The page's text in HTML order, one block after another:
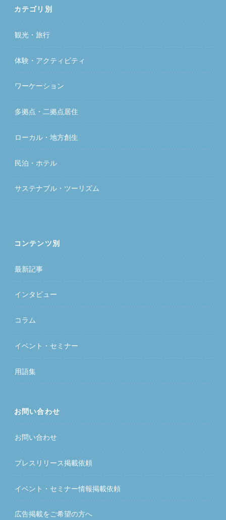
カテゴリ別
観光・旅行
体験・アクティビティ
ワーケーション
多拠点・二拠点居住
ローカル・地方創生
民泊・ホテル
サステナブル・ツーリズム
コンテンツ別
最新記事
インタビュー
コラム
イベント・セミナー
用語集
お問い合わせ
お問い合わせ
プレスリリース掲載依頼
イベント・セミナー情報掲載依頼
広告掲載をご希望の方へ